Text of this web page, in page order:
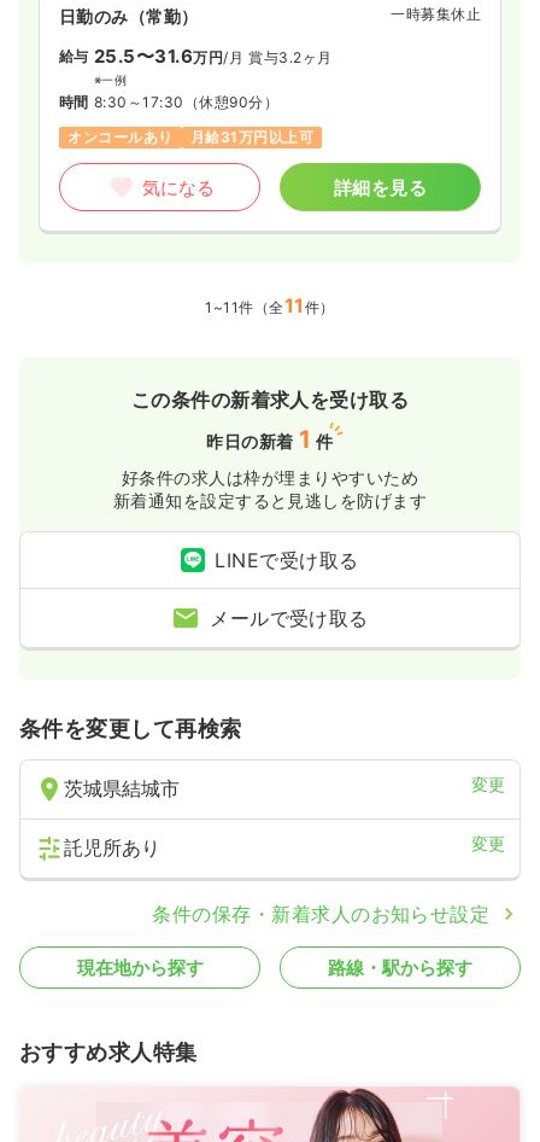
日勤のみ（常勤） 一時募集休止
給与 25.5〜31.6万円/月 賞与3.2ヶ月
※一例
時間 8:30～17:30 （休憩90分）
オンコールあり
月給31万円以上可
気になる 詳細を見る
1~11件（全11 件）
この条件の新着求人を受け取る
昨日の新着 1 件
好条件の求人は枠が埋まりやすいため
新着通知を設定すると見逃しを防げます
LINEで受け取る
メールで受け取る
条件を変更して再検索
茨城県結城市 変更
託児所あり 変更
条件の保存・新着求人のお知らせ設定
現在地から探す 路線・駅から探す
おすすめ求人特集